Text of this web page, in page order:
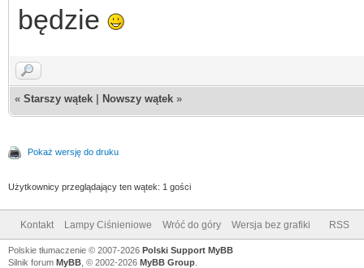
będzie
« Starszy wątek Nowszy wątek »
Pokaż wersję do druku
Użytkownicy przeglądający ten wątek: 1 gości
Kontakt Lampy Ciśnieniowe Wróć do góry Wersja bez grafiki RSS
Polskie tłumaczenie © 2007-2026 Polski Support MyBB
Silnik forum MyBB , © 2002-2026 MyBB Group